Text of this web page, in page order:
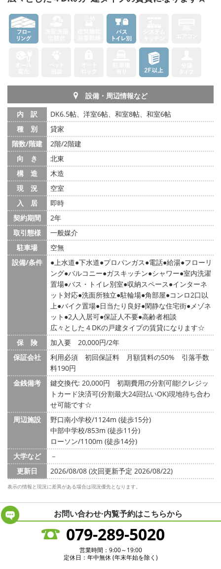
設備・周辺情報など
内 訳
DK6.5帖、洋室6帖、和室8帖、和室6帖
種 別
貸家
階数/階建
2階/2階建
向 き
北東
構 造
木造
現 況
空室
入 居
即時
契約期間
2年
取引態様
一般媒介
駐車場
空無
設備/条件
上水道 下水道 プロパンガス 電話 給湯 フローリ
ング バルコニー ガスキッチン シャワー 室内洗濯
置場 バス・トイレ別室 収納スペース インターネ
ット対応 洗面所独立 駐輪場 角部屋 コンロ2口以
上 バイク置場 日当たり良好 閑静な住宅街 メゾネ
ット 2人入居可 保証人不要 高齢者相談
広々とした４DKの戸建タイプの賃貸になります☆
保 険
加入要 20,000円/2年
保証会社
利用必須 初回保証料 月額賃料の50% 引落手数
料190円
金銭備考
鍵交換代: 20,000円
初期費用の分割可能!クレジッ
トカード決済可(分割最大24回払いOK)現地待ち合わ
せ可能です☆
周辺施設
野口南小学校/1124m (徒歩15分)
中部中学校/853m (徒歩11分)
ローソン/1100m (徒歩14分)
大学など
－
更新日
2026/08/08 (次回更新予定 2026/08/22)
表示の情報と現況に差異がある場合は現況優先となります。
お問い合わせ·内覧予約はこちらから
079-289-5020
営業時間：9:00～19:00
定休日：年中無休 (年末年始を除く)